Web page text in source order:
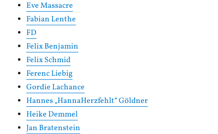
Eve Massacre
Fabian Lenthe
FD
Felix Benjamin
Felix Schmid
Ferenc Liebig
Gordie Lachance
Hannes „HannaHerzfehlt“ Göldner
Heike Demmel
Jan Bratenstein